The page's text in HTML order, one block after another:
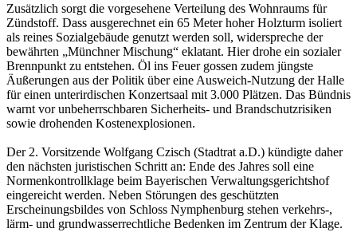
Zusätzlich sorgt die vorgesehene Verteilung des Wohnraums für
Zündstoff. Dass ausgerechnet ein 65 Meter hoher Holzturm isoliert
als reines Sozialgebäude genutzt werden soll, widerspreche der
bewährten „Münchner Mischung“ eklatant. Hier drohe ein sozialer
Brennpunkt zu entstehen. Öl ins Feuer gossen zudem jüngste
Äußerungen aus der Politik über eine Ausweich-Nutzung der Halle
für einen unterirdischen Konzertsaal mit 3.000 Plätzen. Das Bündnis
warnt vor unbeherrschbaren Sicherheits- und Brandschutzrisiken
sowie drohenden Kostenexplosionen.
Der 2. Vorsitzende Wolfgang Czisch (Stadtrat a.D.) kündigte daher
den nächsten juristischen Schritt an: Ende des Jahres soll eine
Normenkontrollklage beim Bayerischen Verwaltungsgerichtshof
eingereicht werden. Neben Störungen des geschützten
Erscheinungsbildes von Schloss Nymphenburg stehen verkehrs-,
lärm- und grundwasserrechtliche Bedenken im Zentrum der Klage.